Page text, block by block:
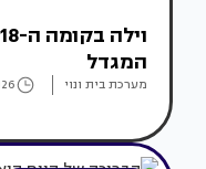
המגדל
מערכת בית ונוי